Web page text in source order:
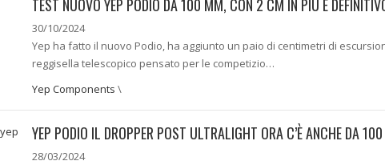
TEST NUOVO YEP PODIO DA 100 MM, CON 2 CM IN PIÙ È
30/10/2024
Yep ha fatto il nuovo Podio, ha aggiunto un paio di centimetri di
reggisella telescopico pensato per le competizio…
Yep Components \
YEP PODIO IL DROPPER POST ULTRALIGHT ORA C’È ANCHE DA
28/03/2024